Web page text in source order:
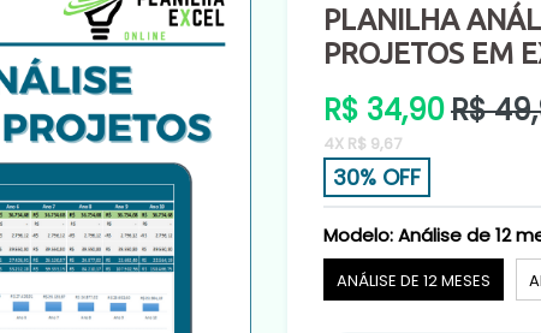
PLANILHA
PROJETOS EM
Preço
normal
R$ 34,90R$
4X R$ 9,67
30% OFF
Modelo:Análise de 12
ANÁLISE DE 12 MESES